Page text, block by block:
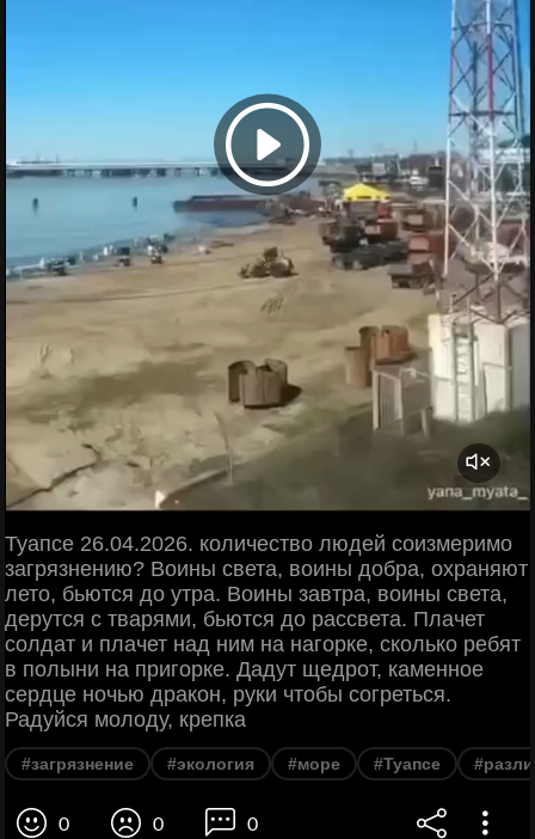
Туапсе 26.04.2026. количество людей соизмеримо
загрязнению? Воины света, воины добра, охраняют
лето, бьются до утра. Воины завтра, воины света,
дерутся с тварями, бьются до рассвета. Плачет
солдат и плачет над ним на нагорке, сколько ребят
в полыни на пригорке. Дадут щедрот, каменное
сердце ночью дракон, руки чтобы согреться.
Радуйся молоду, крепка
#загрязнение #экология #море #Туапсе
0 0 0